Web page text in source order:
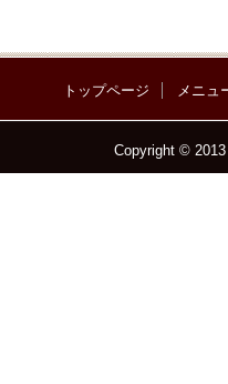
トップページ メニュ
Copyright ©